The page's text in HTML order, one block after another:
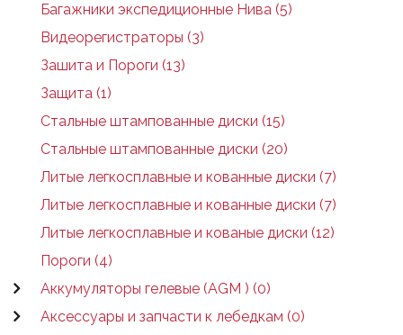
Багажники экспедиционные Нива (5)
Видеорегистраторы (3)
Зашита и Пороги (13)
Защита (1)
Стальные штампованные диски (15)
Стальные штампованные диски (20)
Литые легкосплавные и кованные диски (7)
Литые легкосплавные и кованные диски (7)
Литые легкосплавные и кованые диски (12)
Пороги (4)
Аккумуляторы гелевые (AGM ) (0)
Аксессуары и запчасти к лебедкам (0)